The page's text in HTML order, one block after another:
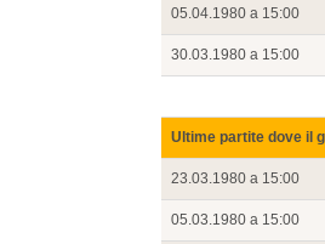
05.04.1980 a 15:00
30.03.1980 a 15:00
Ultime partite dove il
23.03.1980 a 15:00
05.03.1980 a 15:00